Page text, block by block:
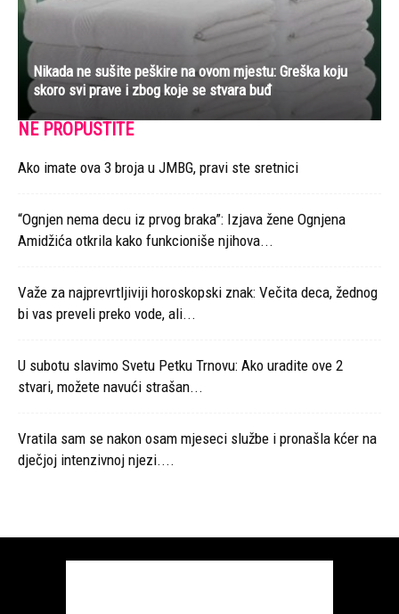
Nikada ne sušite peškire na ovom mjestu: Greška koju
skoro svi prave i zbog koje se stvara buđ
NE PROPUSTITE
Ako imate ova 3 broja u JMBG, pravi ste sretnici
“Ognjen nema decu iz prvog braka”: Izjava žene Ognjena
Amidžića otkrila kako funkcioniše njihova...
Važe za najprevrtljiviji horoskopski znak: Večita deca, žednog
bi vas preveli preko vode, ali...
U subotu slavimo Svetu Petku Trnovu: Ako uradite ove 2
stvari, možete navući strašan...
Vratila sam se nakon osam mjeseci službe i pronašla kćer na
dječjoj intenzivnoj njezi....